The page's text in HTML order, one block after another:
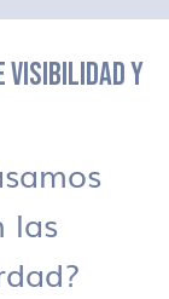
VISIBILIDAD Y
las